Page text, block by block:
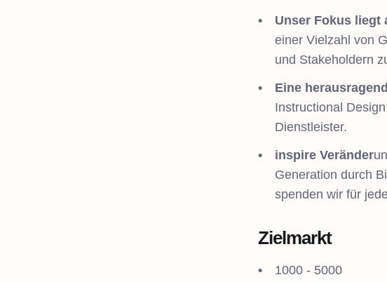
Unser Fokus liegt
einer Vielzahl von
und Stakeholdern
Eine
Instructional
Dienstleister.
inspire Veränder
Generation durch
spenden wir für
Zielmarkt
1000 - 5000